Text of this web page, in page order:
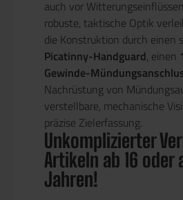
auch vor
robuste, taktische Optik
die Konstruktion durch einen
Picatinny-Handguard, einen
Gewinde-
Nachrüstung von
verstellbare, mechanische
präzise Zielerfassung.
Unkomplizierter
Artikeln ab 16 oder
Jahren!